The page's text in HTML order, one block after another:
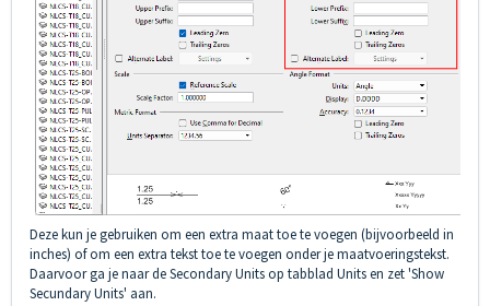
Deze kun je gebruiken om een extra maat toe te voegen (bijvoorbeeld in
inches) of om een extra tekst toe te voegen onder je maatvoeringstekst.
Daarvoor ga je naar de Secondary Units op tabblad Units en zet 'Show
Secundary Units' aan.